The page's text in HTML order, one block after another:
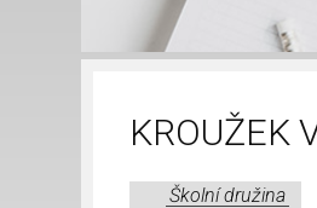
KROUŽEK
Školní družina